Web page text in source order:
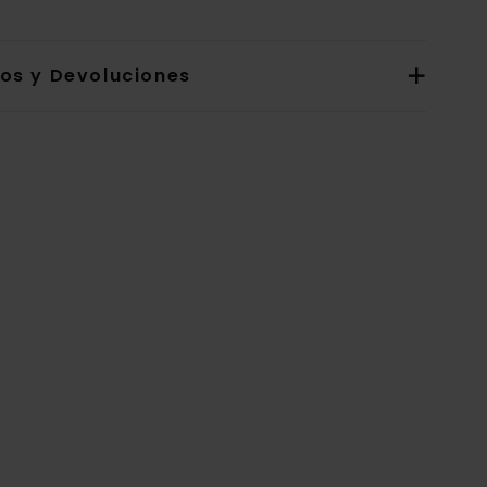
y Devoluciones